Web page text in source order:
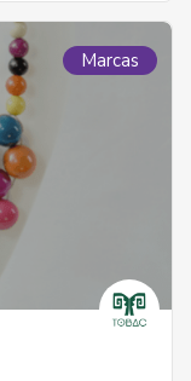
Marcas